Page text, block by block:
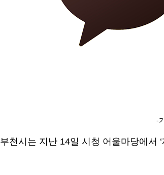
-
부천시는 지난 14일 시청 어울마당에서